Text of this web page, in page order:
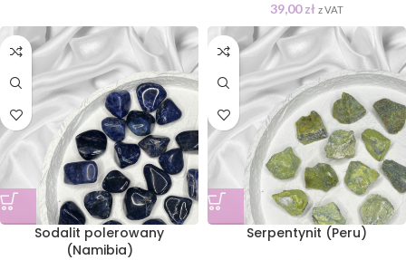
39,00zł z VAT
Sodalit polerowany
(Namibia)
Serpentynit (Peru)